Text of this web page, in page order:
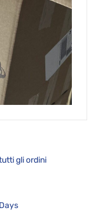
gli ordini